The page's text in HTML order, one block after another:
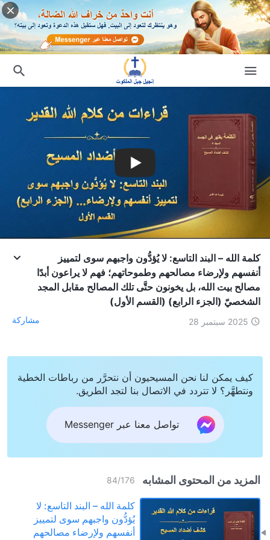
كلمة الله – البند التاسع: لا يُؤدُّون واجبهم سوى لتمييز
أنفسهم ولإرضاء مصالحهم وطموحاتهم؛ فهم لا يراعون أبدًا
مصالح بيت الله، بل يخونون حتَّى تلك المصالح مقابل المجد
الشخصيّ (الجزء الرابع) (القسم الأول)
2025 سبتمبر 28 مشاركة
كيف يمكن لنا نحن المسيحيون أن نتحرَّر من رباطات الخطية
ونتطهَّر؟ لا تتردد في الاتصال بنا لتجد الطريق.
تواصل معنا عبر Messenger
المزيد من المحتوى المشابه 84/176
كلمة الله – البند التاسع: لا
يُؤدُّون واجبهم سوى لتمييز
أنفسهم ولإرضاء مصالحهم